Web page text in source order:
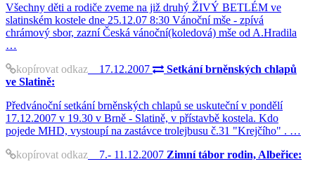
Všechny děti a rodiče zveme na již druhý ŽIVÝ BETLÉM ve
slatinském kostele dne 25.12.07 8:30 Vánoční mše - zpívá
chrámový sbor, zazní Česká vánoční(koledová) mše od A.Hradila
…
kopírovat odkaz 17.12.2007
Setkání brněnských chlapů
ve Slatině:
Předvánoční setkání brněnských chlapů se uskuteční v pondělí
17.12.2007 v 19.30 v Brně - Slatině, v přístavbě kostela. Kdo
pojede MHD, vystoupí na zastávce trolejbusu č.31 "Krejčího" . …
kopírovat odkaz 7.- 11.12.2007 Zimní tábor rodin, Albeřice: